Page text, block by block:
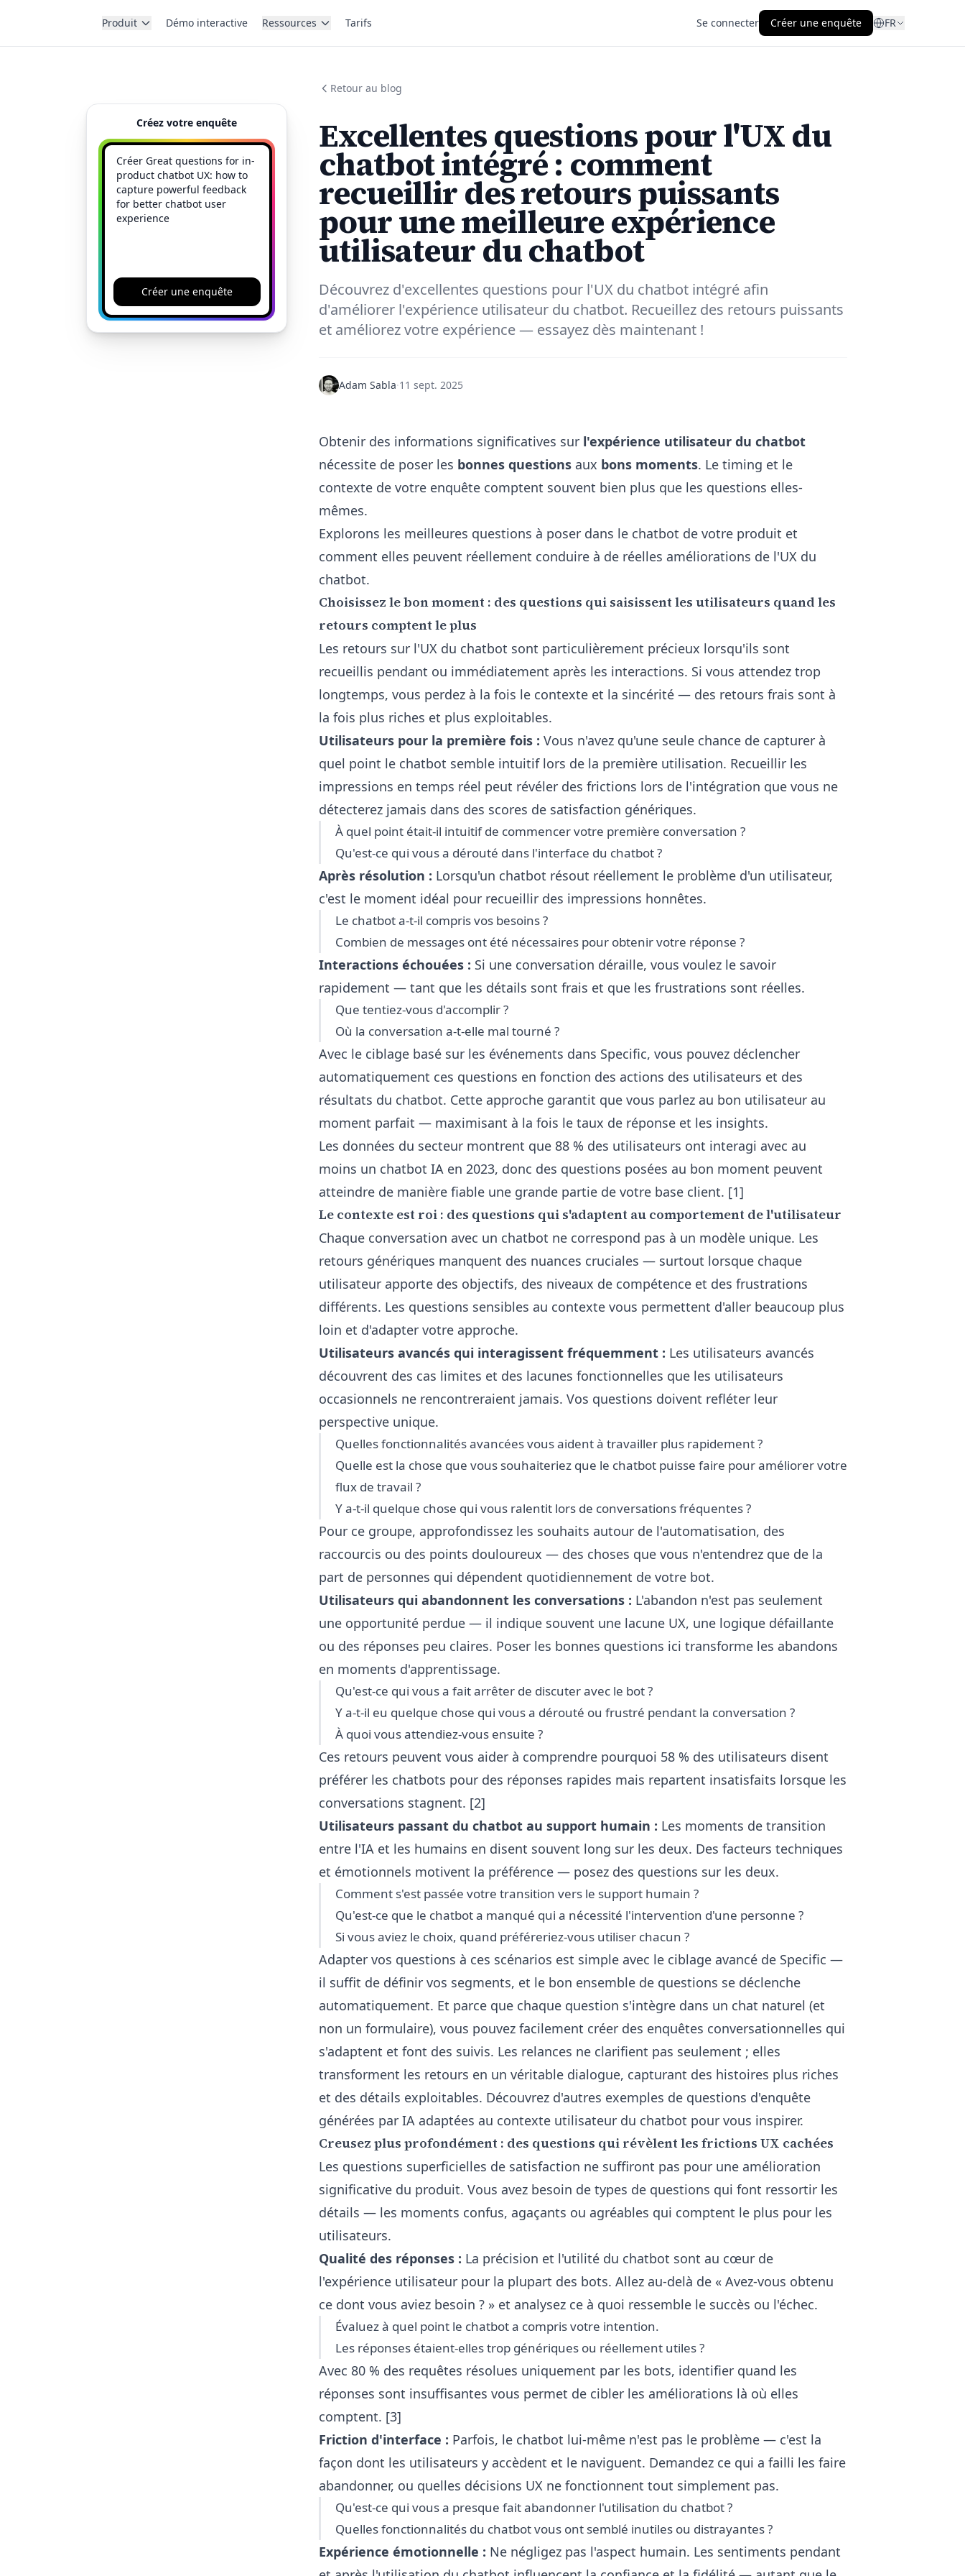
Produit Démo interactive Ressources Tarifs Se connecter Créer une enquête FR
Créez votre enquête
Créer une enquête
Retour au blog
Excellentes questions pour l'UX du
chatbot intégré : comment
recueillir des retours puissants
pour une meilleure expérience
utilisateur du chatbot
Découvrez d'excellentes questions pour l'UX du chatbot intégré afin
d'améliorer l'expérience utilisateur du chatbot. Recueillez des retours puissants
et améliorez votre expérience — essayez dès maintenant !
Adam Sabla·11 sept. 2025
Obtenir des informations significatives sur l'expérience utilisateur du chatbot
nécessite de poser les bonnes questions aux bons moments. Le timing et le
contexte de votre enquête comptent souvent bien plus que les questions elles-
mêmes.
Explorons les meilleures questions à poser dans le chatbot de votre produit et
comment elles peuvent réellement conduire à de réelles améliorations de l'UX du
chatbot.
Choisissez le bon moment : des questions qui saisissent les utilisateurs quand les
retours comptent le plus
Les retours sur l'UX du chatbot sont particulièrement précieux lorsqu'ils sont
recueillis pendant ou immédiatement après les interactions. Si vous attendez trop
longtemps, vous perdez à la fois le contexte et la sincérité — des retours frais sont à
la fois plus riches et plus exploitables.
Utilisateurs pour la première fois : Vous n'avez qu'une seule chance de capturer à
quel point le chatbot semble intuitif lors de la première utilisation. Recueillir les
impressions en temps réel peut révéler des frictions lors de l'intégration que vous ne
détecterez jamais dans des scores de satisfaction génériques.
À quel point était-il intuitif de commencer votre première conversation ?
Qu'est-ce qui vous a dérouté dans l'interface du chatbot ?
Après résolution : Lorsqu'un chatbot résout réellement le problème d'un utilisateur,
c'est le moment idéal pour recueillir des impressions honnêtes.
Le chatbot a-t-il compris vos besoins ?
Combien de messages ont été nécessaires pour obtenir votre réponse ?
Interactions échouées : Si une conversation déraille, vous voulez le savoir
rapidement — tant que les détails sont frais et que les frustrations sont réelles.
Que tentiez-vous d'accomplir ?
Où la conversation a-t-elle mal tourné ?
Avec le ciblage basé sur les événements dans Specific, vous pouvez déclencher
automatiquement ces questions en fonction des actions des utilisateurs et des
résultats du chatbot. Cette approche garantit que vous parlez au bon utilisateur au
moment parfait — maximisant à la fois le taux de réponse et les insights.
Les données du secteur montrent que 88 % des utilisateurs ont interagi avec au
moins un chatbot IA en 2023, donc des questions posées au bon moment peuvent
atteindre de manière fiable une grande partie de votre base client. [1]
Le contexte est roi : des questions qui s'adaptent au comportement de l'utilisateur
Chaque conversation avec un chatbot ne correspond pas à un modèle unique. Les
retours génériques manquent des nuances cruciales — surtout lorsque chaque
utilisateur apporte des objectifs, des niveaux de compétence et des frustrations
différents. Les questions sensibles au contexte vous permettent d'aller beaucoup plus
loin et d'adapter votre approche.
Utilisateurs avancés qui interagissent fréquemment : Les utilisateurs avancés
découvrent des cas limites et des lacunes fonctionnelles que les utilisateurs
occasionnels ne rencontreraient jamais. Vos questions doivent refléter leur
perspective unique.
Quelles fonctionnalités avancées vous aident à travailler plus rapidement ?
Quelle est la chose que vous souhaiteriez que le chatbot puisse faire pour améliorer votre
flux de travail ?
Y a-t-il quelque chose qui vous ralentit lors de conversations fréquentes ?
Pour ce groupe, approfondissez les souhaits autour de l'automatisation, des
raccourcis ou des points douloureux — des choses que vous n'entendrez que de la
part de personnes qui dépendent quotidiennement de votre bot.
Utilisateurs qui abandonnent les conversations : L'abandon n'est pas seulement
une opportunité perdue — il indique souvent une lacune UX, une logique défaillante
ou des réponses peu claires. Poser les bonnes questions ici transforme les abandons
en moments d'apprentissage.
Qu'est-ce qui vous a fait arrêter de discuter avec le bot ?
Y a-t-il eu quelque chose qui vous a dérouté ou frustré pendant la conversation ?
À quoi vous attendiez-vous ensuite ?
Ces retours peuvent vous aider à comprendre pourquoi 58 % des utilisateurs disent
préférer les chatbots pour des réponses rapides mais repartent insatisfaits lorsque les
conversations stagnent. [2]
Utilisateurs passant du chatbot au support humain : Les moments de transition
entre l'IA et les humains en disent souvent long sur les deux. Des facteurs techniques
et émotionnels motivent la préférence — posez des questions sur les deux.
Comment s'est passée votre transition vers le support humain ?
Qu'est-ce que le chatbot a manqué qui a nécessité l'intervention d'une personne ?
Si vous aviez le choix, quand préféreriez-vous utiliser chacun ?
Adapter vos questions à ces scénarios est simple avec le ciblage avancé de Specific —
il suffit de définir vos segments, et le bon ensemble de questions se déclenche
automatiquement. Et parce que chaque question s'intègre dans un chat naturel (et
non un formulaire), vous pouvez facilement créer des enquêtes conversationnelles qui
s'adaptent et font des suivis. Les relances ne clarifient pas seulement ; elles
transforment les retours en un véritable dialogue, capturant des histoires plus riches
et des détails exploitables. Découvrez d'autres exemples de questions d'enquête
générées par IA adaptées au contexte utilisateur du chatbot pour vous inspirer.
Creusez plus profondément : des questions qui révèlent les frictions UX cachées
Les questions superficielles de satisfaction ne suffiront pas pour une amélioration
significative du produit. Vous avez besoin de types de questions qui font ressortir les
détails — les moments confus, agaçants ou agréables qui comptent le plus pour les
utilisateurs.
Qualité des réponses : La précision et l'utilité du chatbot sont au cœur de
l'expérience utilisateur pour la plupart des bots. Allez au-delà de « Avez-vous obtenu
ce dont vous aviez besoin ? » et analysez ce à quoi ressemble le succès ou l'échec.
Évaluez à quel point le chatbot a compris votre intention.
Les réponses étaient-elles trop génériques ou réellement utiles ?
Avec 80 % des requêtes résolues uniquement par les bots, identifier quand les
réponses sont insuffisantes vous permet de cibler les améliorations là où elles
comptent. [3]
Friction d'interface : Parfois, le chatbot lui-même n'est pas le problème — c'est la
façon dont les utilisateurs y accèdent et le naviguent. Demandez ce qui a failli les faire
abandonner, ou quelles décisions UX ne fonctionnent tout simplement pas.
Qu'est-ce qui vous a presque fait abandonner l'utilisation du chatbot ?
Quelles fonctionnalités du chatbot vous ont semblé inutiles ou distrayantes ?
Expérience émotionnelle : Ne négligez pas l'aspect humain. Les sentiments pendant